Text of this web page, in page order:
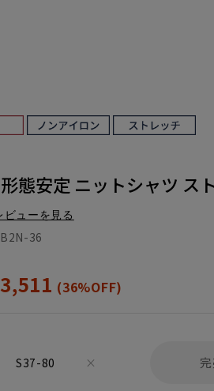
態安定 ニットシャツ ス
ビューを見る
(36%OFF)
36
S37-80 ×